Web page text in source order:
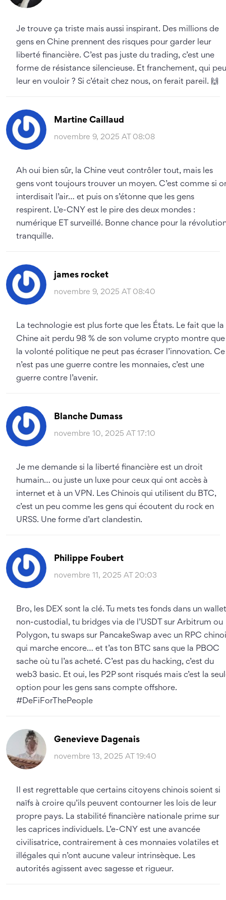
Je trouve ça triste mais aussi inspirant. Des millions de
gens en Chine prennent des risques pour garder leur
liberté financière. C’est pas juste du trading, c’est une
forme de résistance silencieuse. Et franchement, qui
leur en vouloir ? Si c’était chez nous, on ferait pareil. 🙌
Martine Caillaud
novembre 9, 2025 AT 08:08
Ah oui bien sûr, la Chine veut contrôler tout, mais les
gens vont toujours trouver un moyen. C’est comme si
interdisait l’air… et puis on s’étonne que les gens
respirent. L’e-CNY est le pire des deux mondes :
numérique ET surveillé. Bonne chance pour la
tranquille.
james rocket
novembre 9, 2025 AT 08:40
La technologie est plus forte que les États. Le fait que la
Chine ait perdu 98 % de son volume crypto montre que
la volonté politique ne peut pas écraser l’innovation. Ce
n’est pas une guerre contre les monnaies, c’est une
guerre contre l’avenir.
Blanche Dumass
novembre 10, 2025 AT 17:10
Je me demande si la liberté financière est un droit
humain… ou juste un luxe pour ceux qui ont accès à
internet et à un VPN. Les Chinois qui utilisent du BTC,
c’est un peu comme les gens qui écoutent du rock en
URSS. Une forme d’art clandestin.
Philippe Foubert
novembre 11, 2025 AT 20:03
Bro, les DEX sont la clé. Tu mets tes fonds dans un wallet
non-custodial, tu bridges via de l’USDT sur Arbitrum ou
Polygon, tu swaps sur PancakeSwap avec un RPC
qui marche encore… et t’as ton BTC sans que la PBOC
sache où tu l’as acheté. C’est pas du hacking, c’est du
web3 basic. Et oui, les P2P sont risqués mais c’est la
option pour les gens sans compte offshore.
#DeFiForThePeople
Genevieve Dagenais
novembre 13, 2025 AT 19:40
Il est regrettable que certains citoyens chinois soient si
naïfs à croire qu’ils peuvent contourner les lois de leur
propre pays. La stabilité financière nationale prime sur
les caprices individuels. L’e-CNY est une avancée
civilisatrice, contrairement à ces monnaies volatiles et
illégales qui n’ont aucune valeur intrinsèque. Les
autorités agissent avec sagesse et rigueur.